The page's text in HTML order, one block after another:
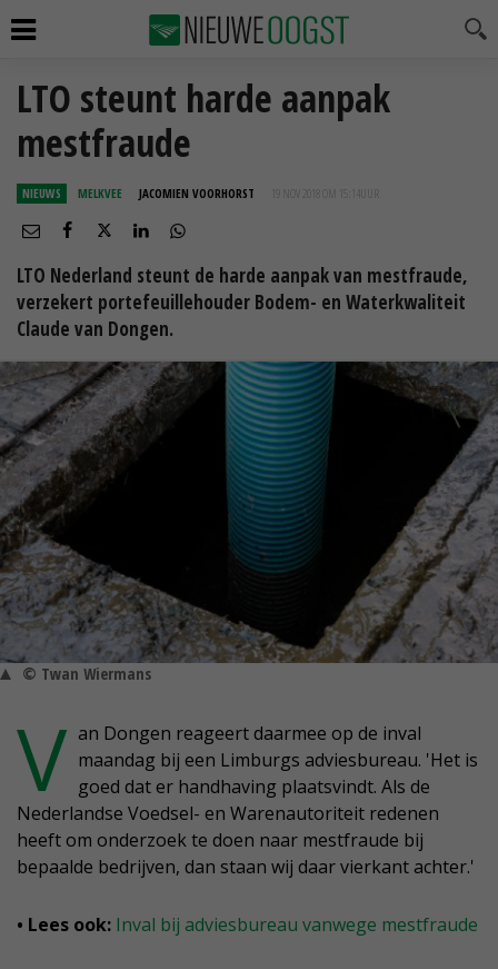
LTO steunt harde aanpak
mestfraude
NIEUWS MELKVEE JACOMIEN VOORHORST 19 NOV 2018 OM 15:14
LTO Nederland steunt de harde aanpak van mestfraude,
verzekert portefeuillehouder Bodem- en Waterkwaliteit
Claude van Dongen.
© Twan Wiermans
V an Dongen reageert daarmee op de inval
maandag bij een Limburgs adviesbureau. 'Het is
goed dat er handhaving plaatsvindt. Als de
Nederlandse Voedsel- en Warenautoriteit redenen
heeft om onderzoek te doen naar mestfraude bij
bepaalde bedrijven, dan staan wij daar vierkant achter.'
• Lees ook: Inval bij adviesbureau vanwege mestfraude